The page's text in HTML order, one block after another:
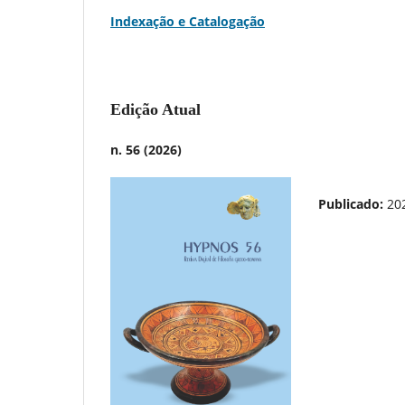
Indexação e Catalogação
Edição Atual
n. 56 (2026)
Publicado: